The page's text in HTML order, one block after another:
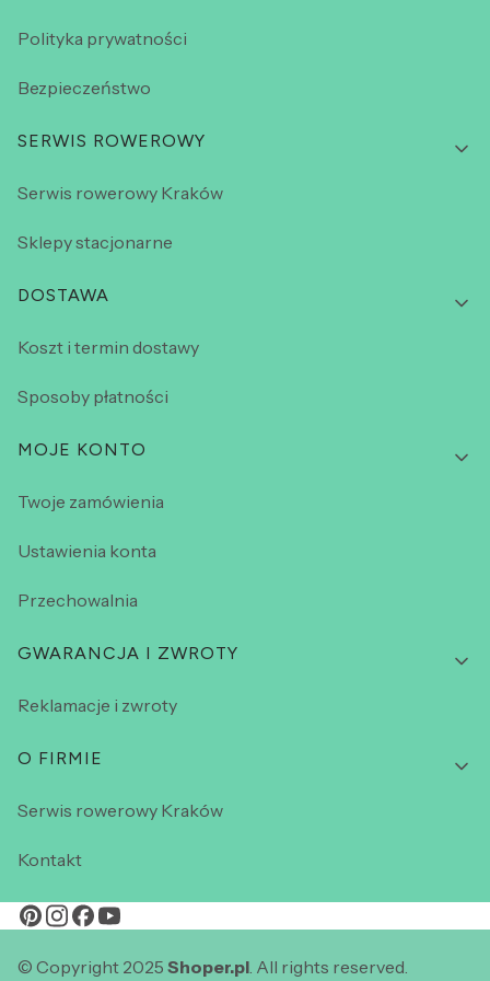
Polityka prywatności
Bezpieczeństwo
SERWIS ROWEROWY
Serwis rowerowy Kraków
Sklepy stacjonarne
DOSTAWA
Koszt i termin dostawy
Sposoby płatności
MOJE KONTO
Twoje zamówienia
Ustawienia konta
Przechowalnia
GWARANCJA I ZWROTY
Reklamacje i zwroty
O FIRMIE
Serwis rowerowy Kraków
Kontakt
© Copyright 2025 Shoper.pl . All rights reserved.